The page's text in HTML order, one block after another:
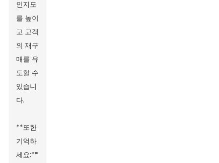
인지도
를 높이
고 고객
의 재구
매를 유
도할 수
있습니
다.
**또한
기억하
세요:**